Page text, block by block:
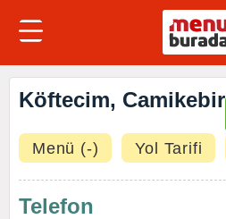
Köftecim, Camikebir
Menü (-) Yol Tarifi
Telefon